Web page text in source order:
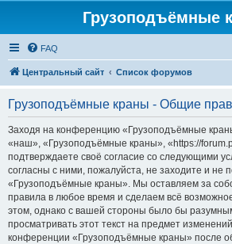
Грузоподъёмные
FAQ
Центральный сайт Список форумов
Грузоподъёмные краны - Общие
Заходя на конференцию «Грузоподъёмные
«наш», «Грузоподъёмные краны», «https://
подтверждаете своё согласие со следующими
согласны с ними, пожалуйста, не заходите и не
«Грузоподъёмные краны». Мы оставляем за
правила в любое время и сделаем всё
этом, однако с вашей стороны было бы
просматривать этот текст на предмет
конференции «Грузоподъёмные краны» после